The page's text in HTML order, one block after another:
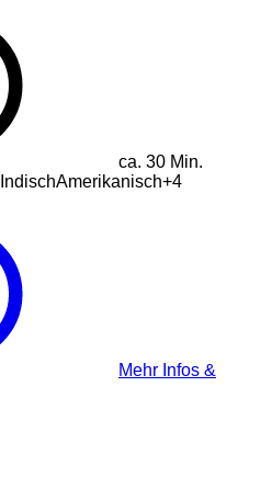
ca. 30 Min.
IndischAmerikanisch+4
Mehr Infos &